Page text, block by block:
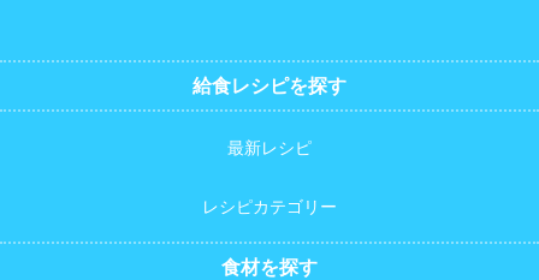
給食レシピを探す
最新レシピ
レシピカテゴリー
食材を探す